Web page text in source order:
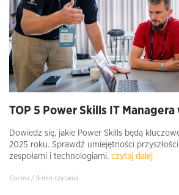
TOP 5 Power Skills IT
Dowiedz się, jakie Power Skills będą
2025 roku. Sprawdź umiejętności
zespołami i technologiami. czytaj dalej
Conlea / 9 min czytania